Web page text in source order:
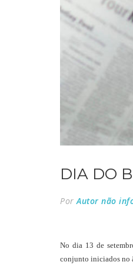
DIA DO
Por Autor não
No dia 13 de
conjunto iniciados no